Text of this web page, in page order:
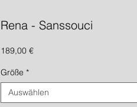
Rena - Sanssouci
189,00 €Preis
Größe *
Auswählen